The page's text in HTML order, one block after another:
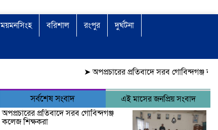
ময়মনসিংহ বরিশাল রংপুর
দুর্ঘটনা
অপপ্রচারের প্রতিবাদে সরব গোবিন্দগঞ্জ কলেজ
সর্বশেষ সংবাদ
এই মাসের জনপ্রিয় সংবাদ
অপপ্রচারের প্রতিবাদে সরব গোবিন্দগঞ্জ
কলেজ শিক্ষকরা